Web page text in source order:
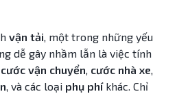
vận tải, một trong những yếu
dễ gây nhầm lẫn là việc tính
cước vận chuyển, cước nhà xe,
, và các loại phụ phíkhác. Chỉ